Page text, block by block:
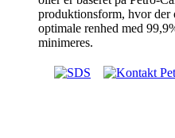
produktionsform, hvor der
optimale renhed med
minimeres.